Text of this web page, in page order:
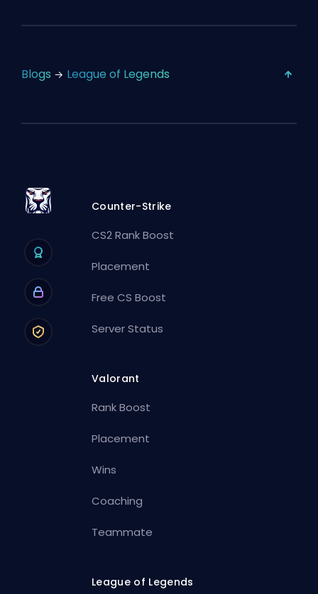
Blogs League of Legends
Counter-Strike
CS2 Rank Boost
Placement
Free CS Boost
Server Status
Valorant
Rank Boost
Placement
Wins
Coaching
Teammate
League of Legends